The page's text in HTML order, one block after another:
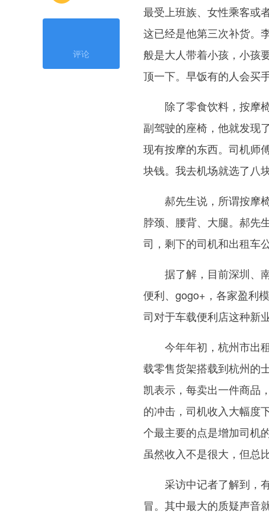
评论
最受上班族、女性乘客或
这已经是他第三次补货。
般是大人带着小孩，小孩
顶一下。早饭有的人会买
除了零食饮料，按摩椅
副驾驶的座椅，他就发现
现有按摩的东西。司机师
块钱。我去机场就选了八
郝先生说，所谓按摩椅
脖颈、腰背、大腿。郝先
司，剩下的司机和出租车
据了解，目前深圳、南
便利、gogo+，各家盈利
司对于车载便利店这种新
今年年初，杭州市出租
载零售货架搭载到杭州的
凯表示，每卖出一件商品
的冲击，司机收入大幅度
个最主要的点是增加司机
虽然收入不是很大，但总
采访中记者了解到，有
冒。其中最大的质疑声音